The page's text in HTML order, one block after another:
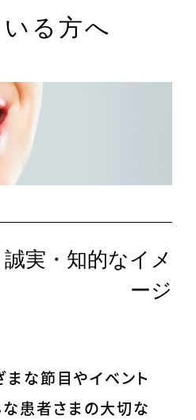
る方へ
実・知的なイメ
ージ
まな節目やイベント
な患者さまの大切な